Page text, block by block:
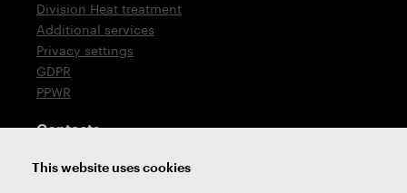
Division Heat treatment
Additional services
Privacy settings
GDPR
PPWR
Contacts
T: +420 576 777 510
This website uses cookies